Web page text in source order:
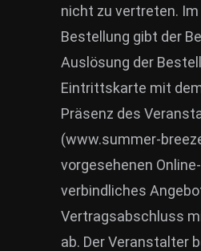
nicht zu vertreten. Im
Bestellung gibt der
Auslösung der
Eintrittskarte mit
Präsenz des
(www.summer-
vorgesehenen
verbindliches
Vertragsabschluss
ab. Der Veranstalter